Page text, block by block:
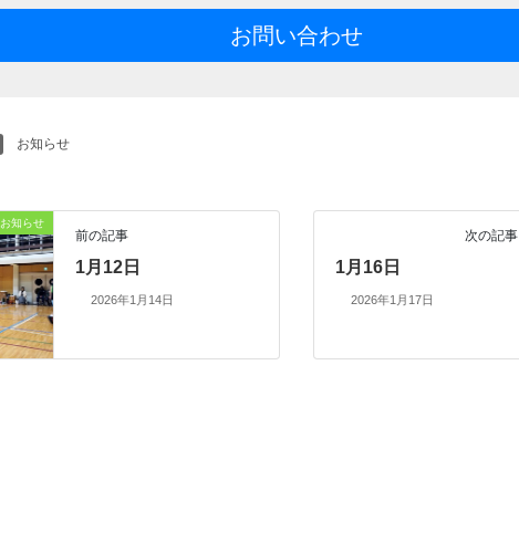
お問い合わせ
お知らせ
お知らせ
前の記事
1月12日
2026年1月14日
次の記事
1月16日
2026年1月17日